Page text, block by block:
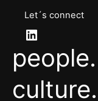
Let´s connect
LinkedIn
people.
culture.